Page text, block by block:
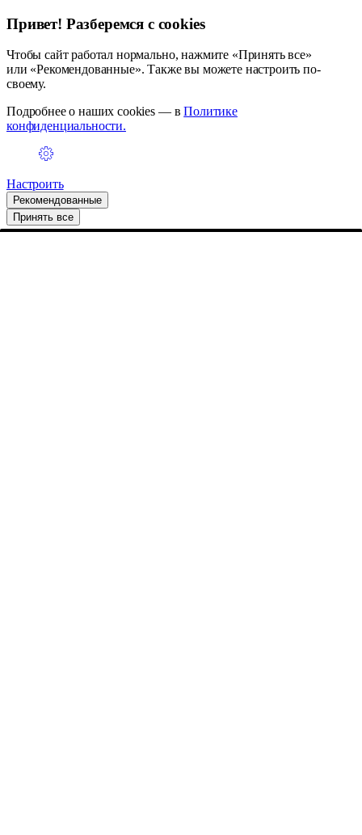
Привет! Разберемся с cookies
Чтобы сайт работал нормально, нажмите «Принять все»
или «Рекомендованные». Также вы можете настроить по-
своему.
Подробнее о наших cookies — вПолитике
конфиденциальности.
Настроить
Рекомендованные
Принять все